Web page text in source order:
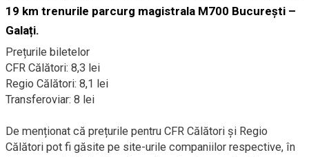
19 km trenurile parcurg magistrala M700 București –
Galați.
Prețurile biletelor
CFR Călători: 8,3 lei
Regio Călători: 8,1 lei
Transferoviar: 8 lei
De menționat că prețurile pentru CFR Călători și Regio
Călători pot fi găsite pe site-urile companiilor respective, în